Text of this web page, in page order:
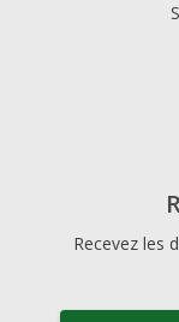
Recevez les